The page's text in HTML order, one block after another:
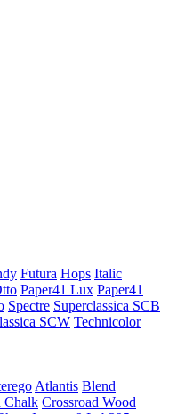
Futura Hops Italic
Paper41 Lux Paper41
Spectre Superclassica SCB
SCW Technicolor
Atlantis Blend
Chalk Crossroad Wood